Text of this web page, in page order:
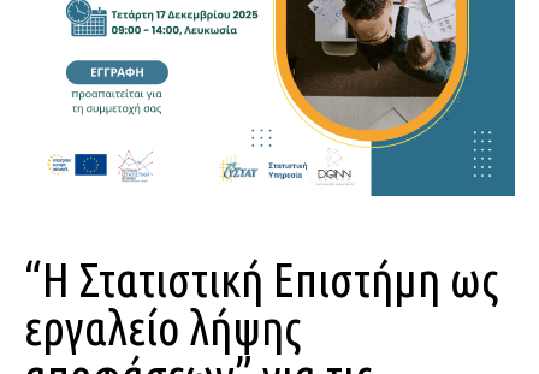
“Η Στατιστική Επιστήμη ως
εργαλείο λήψης